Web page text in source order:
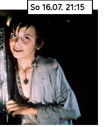
c
k
e
t
s
l
e
n
d
e
r
So 16.07. 21:15